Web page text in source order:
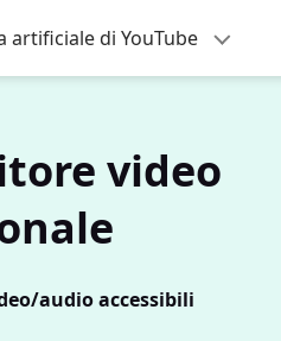
di YouTube
video
audio accessibili